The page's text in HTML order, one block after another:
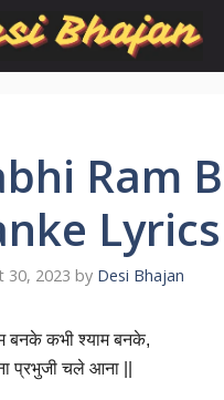
Ram
Lyrics
30, 2023 by Desi Bhajan
बनके कभी श्याम बनके,
प्रभुजी चले आना ||